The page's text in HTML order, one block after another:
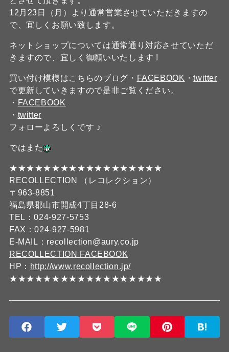
12月23日（月）より通常営業させていただきますの
で、宜しくお願い致します。
ネットショップについては通常通り対応させていただ
きますので、宜しく御願いいたします !
買い付け模様はこちらのブログ・ FACEBOOK ・twitter
で更新していきますので是非ご覧ください。
・ FACEBOOK
・ twitter
フォローよろしくです ♪
ではまた
★★★★★★★★★★★★★★★★★★
RECOLLECTION （レコレクション）
〒963-8851
福島県郡山市開成4丁目28-6
TEL：024-927-5753
FAX：024-927-5981
E-MAIL：recollection@aury.co.jp
RECOLLECTION FACEBOOK
HP： http://www.recollection.jp/
★★★★★★★★★★★★★★★★★★